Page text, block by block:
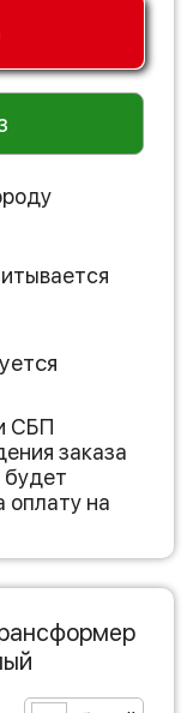
СБП
заказа
оплату на